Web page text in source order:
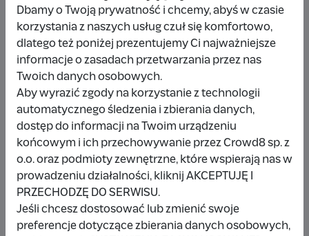
☕ 30 zł
🍕 50 zł
Wybieram
Inna kwota
Dbamy o Twoją prywatność i chcemy, abyś w czasie
korzystania z naszych usług czuł się komfortowo,
dlatego też poniżej prezentujemy Ci najważniejsze
informacje o zasadach przetwarzania przez nas
Twoich danych osobowych.
Aby wyrazić zgody na korzystanie z technologii
automatycznego śledzenia i zbierania danych,
dostęp do informacji na Twoim urządzeniu
końcowym i ich przechowywanie przez Crowd8 sp. z
o.o. oraz podmioty zewnętrzne, które wspierają nas w
prowadzeniu działalności, kliknij AKCEPTUJĘ I
PRZECHODZĘ DO SERWISU.
Jeśli chcesz dostosować lub zmienić swoje
preferencje dotyczące zbierania danych osobowych,